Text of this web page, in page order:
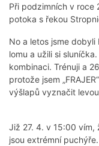
Při podzimních v roce
potoka s řekou
No a letos jsme
lomu a užili si
kombinaci. Trénuji a
protože jsem
výšlapů vyznačit
Již 27. 4. v 15:00 vím,
jsou extrémní